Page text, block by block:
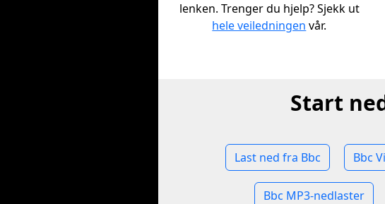
lenken. Trenger du hjelp? Sjekk ut
hele veiledningen vår.
Start
Last ned fra Bbc Bbc
Bbc MP3-nedlaster